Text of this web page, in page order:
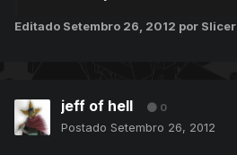
Editado Setembro 26, 2012 por Slicer
jeff of hell 0
Postado Setembro 26, 2012